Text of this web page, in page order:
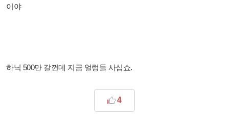
이야
하닉 500만 갈껀데 지금 얼렁들 사십쇼.
4